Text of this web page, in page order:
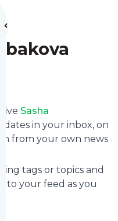
Sasha
in your inbox, on
from your own news
tags or topics and
to your feed as you